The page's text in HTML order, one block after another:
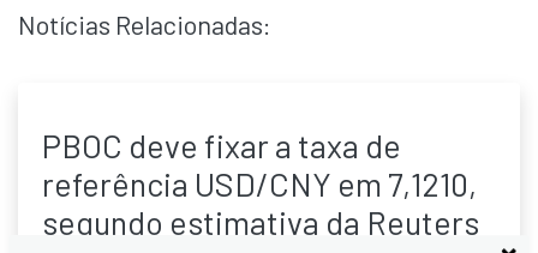
Notícias Relacionadas:
PBOC deve fixar a taxa de
referência USD/CNY em 7,1210,
segundo estimativa da Reuters